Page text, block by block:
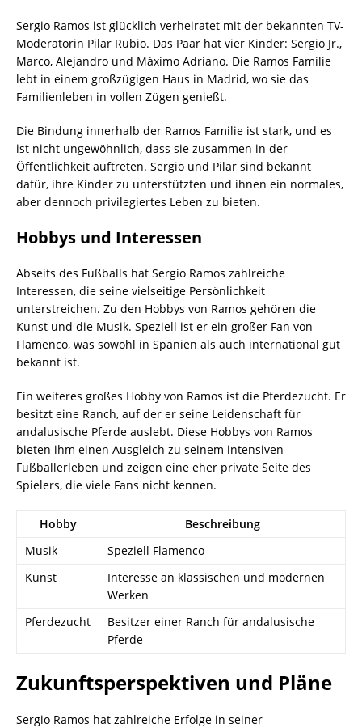
Sergio Ramos ist glücklich verheiratet mit der bekannten TV-
Moderatorin Pilar Rubio. Das Paar hat vier Kinder: Sergio Jr.,
Marco, Alejandro und Máximo Adriano. Die Ramos Familie
lebt in einem großzügigen Haus in Madrid, wo sie das
Familienleben in vollen Zügen genießt.
Die Bindung innerhalb der Ramos Familie ist stark, und es
ist nicht ungewöhnlich, dass sie zusammen in der
Öffentlichkeit auftreten. Sergio und Pilar sind bekannt
dafür, ihre Kinder zu unterstützten und ihnen ein normales,
aber dennoch privilegiertes Leben zu bieten.
Hobbys und Interessen
Abseits des Fußballs hat Sergio Ramos zahlreiche
Interessen, die seine vielseitige Persönlichkeit
unterstreichen. Zu den Hobbys von Ramos gehören die
Kunst und die Musik. Speziell ist er ein großer Fan von
Flamenco, was sowohl in Spanien als auch international gut
bekannt ist.
Ein weiteres großes Hobby von Ramos ist die Pferdezucht. Er
besitzt eine Ranch, auf der er seine Leidenschaft für
andalusische Pferde auslebt. Diese Hobbys von Ramos
bieten ihm einen Ausgleich zu seinem intensiven
Fußballerleben und zeigen eine eher private Seite des
Spielers, die viele Fans nicht kennen.
Hobby
Beschreibung
Musik
Speziell Flamenco
Kunst
Interesse an klassischen und modernen
Werken
Pferdezucht
Besitzer einer Ranch für andalusische
Pferde
Zukunftsperspektiven und Pläne
Sergio Ramos hat zahlreiche Erfolge in seiner